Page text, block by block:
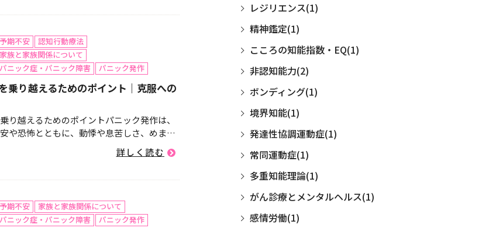
予期不安
認知行動療法
家族と家族関係について
パニック症・パニック障害
パニック発作
乗り越えるためのポイント｜克服への
り越えるためのポイントパニック発作は、
や恐怖とともに、動悸や息苦しさ、めまい
引き起こします。この状態は非常に苦しい
切な対処法を身につけることで症状のコント
詳しく読む
予期不安
家族と家族関係について
パニック症・パニック障害
パニック発作
レジリエンス(1)
精神鑑定(1)
こころの知能指数・EQ(1)
非認知能力(2)
ボンディング(1)
境界知能(1)
発達性協調運動症(1)
常同運動症(1)
多重知能理論(1)
がん診療とメンタルヘルス(1)
感情労働(1)